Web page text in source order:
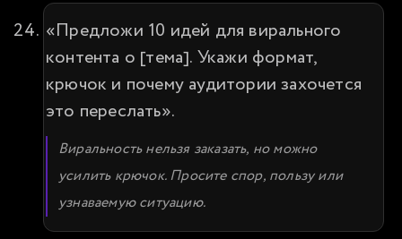
«Предложи 10 идей для вирального
контента о [тема]. Укажи формат,
крючок и почему аудитории захочется
это переслать».
Виральность нельзя заказать, но можно
усилить крючок. Просите спор, пользу или
узнаваемую ситуацию.